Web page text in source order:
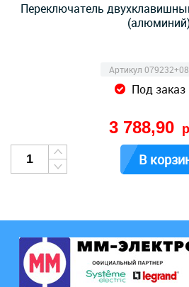
Переключатель
Артикул
Под заказ
3 788,90
В